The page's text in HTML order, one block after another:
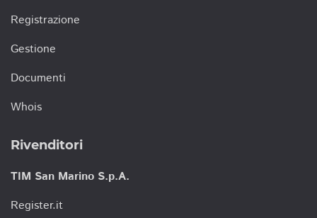
Registrazione
Gestione
Documenti
Whois
Rivenditori
TIM San Marino S.p.A.
Register.it